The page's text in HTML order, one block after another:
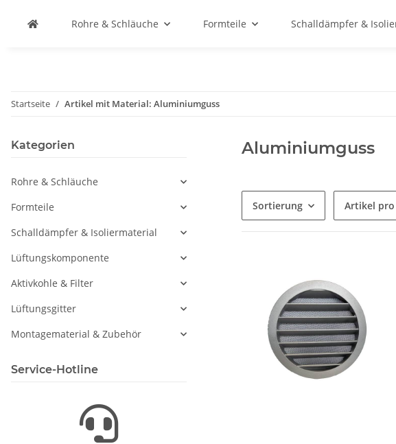
Rohre & Schläuche Formteile Schalldämpfer &
Startseite Artikel mit Material: Aluminiumguss
Aluminiumguss
Sortierung Artikel pro
Kategorien
Rohre & Schläuche
Formteile
Schalldämpfer & Isoliermaterial
Lüftungskomponente
Aktivkohle & Filter
Lüftungsgitter
Montagematerial & Zubehör
Service-Hotline